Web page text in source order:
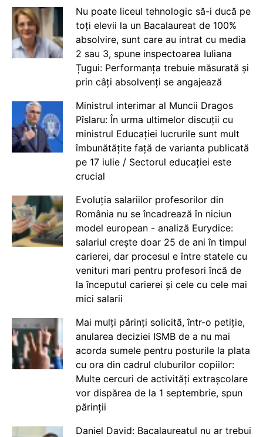
Nu poate liceul tehnologic să-i ducă pe
toți elevii la un Bacalaureat de 100%
absolvire, sunt care au intrat cu media
2 sau 3, spune inspectoarea Iuliana
Țugui: Performanța trebuie măsurată și
prin câți absolvenți se angajează
Ministrul interimar al Muncii Dragos
Pîslaru: În urma ultimelor discuții cu
ministrul Educației lucrurile sunt mult
îmbunătățite față de varianta publicată
pe 17 iulie / Sectorul educației este
crucial
Evoluția salariilor profesorilor din
România nu se încadrează în niciun
model european - analiză Eurydice:
salariul crește doar 25 de ani în timpul
carierei, dar procesul e între statele cu
venituri mari pentru profesori încă de
la începutul carierei și cele cu cele mai
mici salarii
Mai mulți părinți solicită, într-o petiție,
anularea deciziei ISMB de a nu mai
acorda sumele pentru posturile la plata
cu ora din cadrul cluburilor copiilor:
Multe cercuri de activități extrașcolare
vor dispărea de la 1 septembrie, spun
părinții
Daniel David: Bacalaureatul nu ar trebui